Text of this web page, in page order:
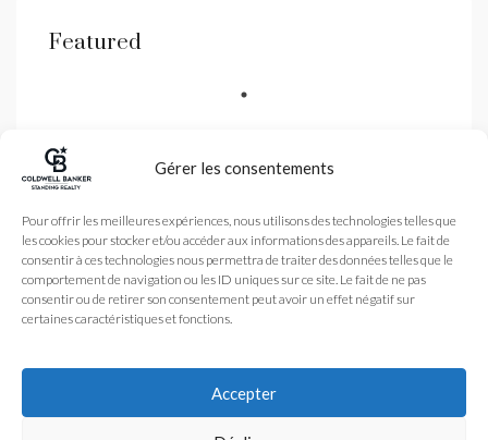
Gérer les consentements
Pour offrir les meilleures expériences, nous utilisons des technologies telles que
les cookies pour stocker et/ou accéder aux informations des appareils. Le fait de
consentir à ces technologies nous permettra de traiter des données telles que le
comportement de navigation ou les ID uniques sur ce site. Le fait de ne pas
consentir ou de retirer son consentement peut avoir un effet négatif sur
certaines caractéristiques et fonctions.
Accepter
Featured
L’Agence
Actualité
Coldwell Banker est une
agence immobilière
spécialisé dans la vente
de biens de luxe dans les
Alpes-Maritimes et
Monaco avec une agence
à Nice et Antibes
Plan du site